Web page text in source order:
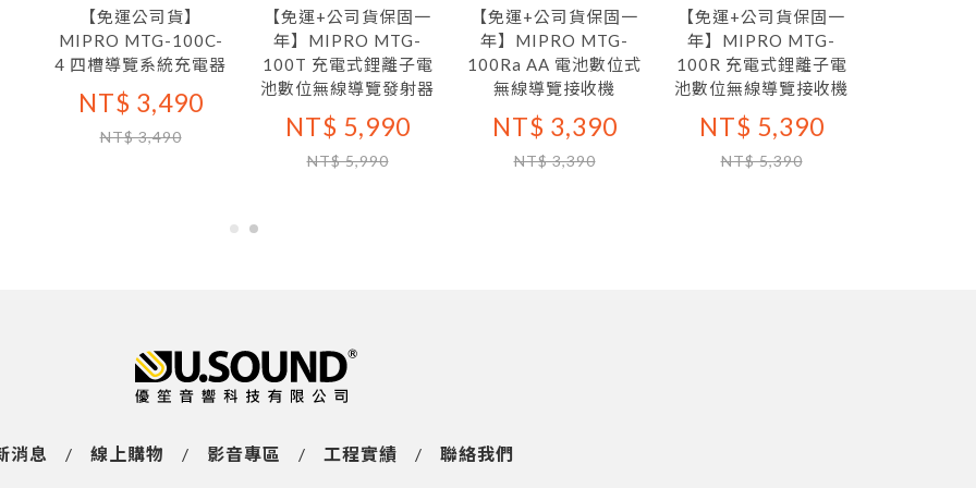
【免運公司貨】
MIPRO MTG-100C-
4 四槽導覽系統充電器
NT$ 3,490
NT$ 3,490
【免運+公司貨保固一
年】MIPRO MTG-
100T 充電式鋰離子電
池數位無線導覽發射器
NT$ 5,990
NT$ 5,990
【免運+公司貨保固一
年】MIPRO MTG-
100Ra AA 電池數位式
無線導覽接收機
NT$ 3,390
NT$ 3,390
【免運+公司貨保固一
年】MIPRO MTG-
100R 充電式鋰離子電
池數位無線導覽接收機
NT$ 5,390
NT$ 5,390
消息 / 線上購物 / 影音專區 / 工程實績 / 聯絡我們